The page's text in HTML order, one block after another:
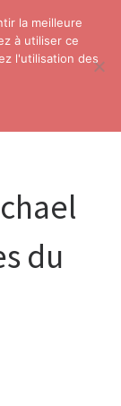
Search
du
la meilleure
à utiliser ce
l'utilisation des